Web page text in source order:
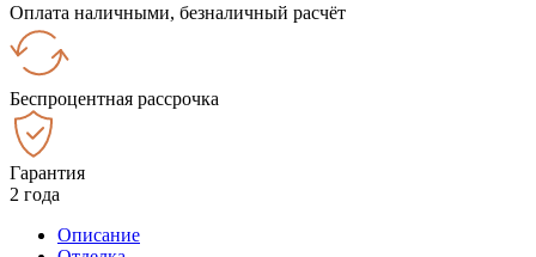
Оплата наличными, безналичный расчёт
Беспроцентная рассрочка
Гарантия
2 года
Описание